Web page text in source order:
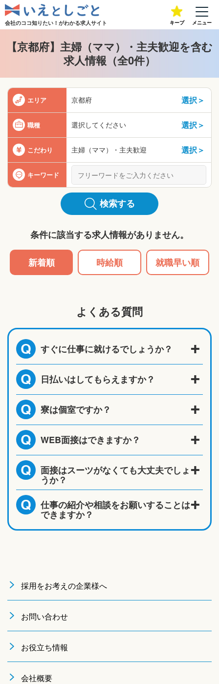
会社のココ知りたい！がわかる求人サイト キープ メニュー
【京都府】主婦（ママ）・主夫歓迎を含む
求人情報（全0件）
エリア 京都府 選択＞
職種 選択してください 選択＞
こだわり 主婦（ママ）・主夫歓迎 選択＞
キーワード
検索する
条件に該当する求人情報がありません。
新着順 時給順 就職早い順
よくある質問
Q すぐに仕事に就けるでしょうか？
Q 日払いはしてもらえますか？
Q 寮は個室ですか？
Q WEB面接はできますか？
Q 面接はスーツがなくても大丈夫でしょ
うか？
Q 仕事の紹介や相談をお願いすることは
できますか？
採用をお考えの企業様へ
お問い合わせ
お役立ち情報
会社概要